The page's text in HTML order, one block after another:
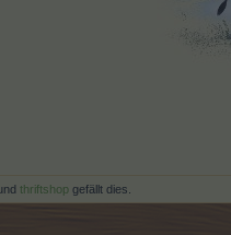
thriftshop gefällt dies.